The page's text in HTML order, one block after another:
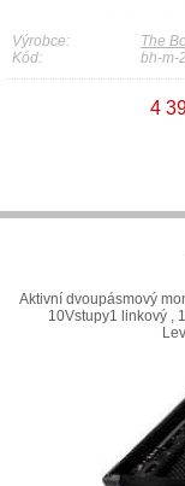
Výrobce:
The
Kód:
bh-m-
4
Aktivní dvoupásmový
10Vstupy1 linkový ,